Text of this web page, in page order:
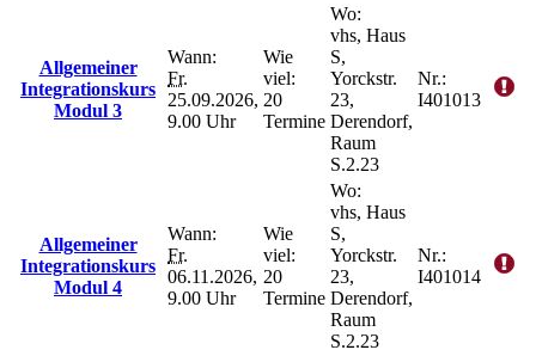
Allgemeiner
Integrationskurs
Modul 3
Wann:
Fr.
25.09.2026,
9.00 Uhr
Wie
viel:
20
Termine
Wo:
vhs, Haus
S,
Yorckstr.
23,
Derendorf,
Raum
S.2.23
Nr.:
I401013
Allgemeiner
Integrationskurs
Modul 4
Wann:
Fr.
06.11.2026,
9.00 Uhr
Wie
viel:
20
Termine
Wo:
vhs, Haus
S,
Yorckstr.
23,
Derendorf,
Raum
S.2.23
Nr.:
I401014